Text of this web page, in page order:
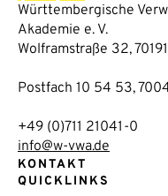
Württembergische
Akademie e. V.
Wolframstraße 32,
Postfach 10 54 53,
+49 (0)711 21041-0
info@w-vwa.de
KONTAKT
QUICKLINKS